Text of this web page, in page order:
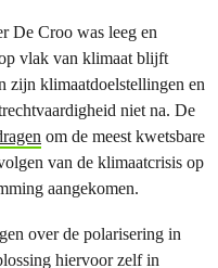
De Croo was leeg en
vlak van klimaat blijft
zijn klimaatdoelstellingen en
niet na. De
om de meest kwetsbare
van de klimaatcrisis op
aangekomen.
over de polarisering in
hiervoor zelf in